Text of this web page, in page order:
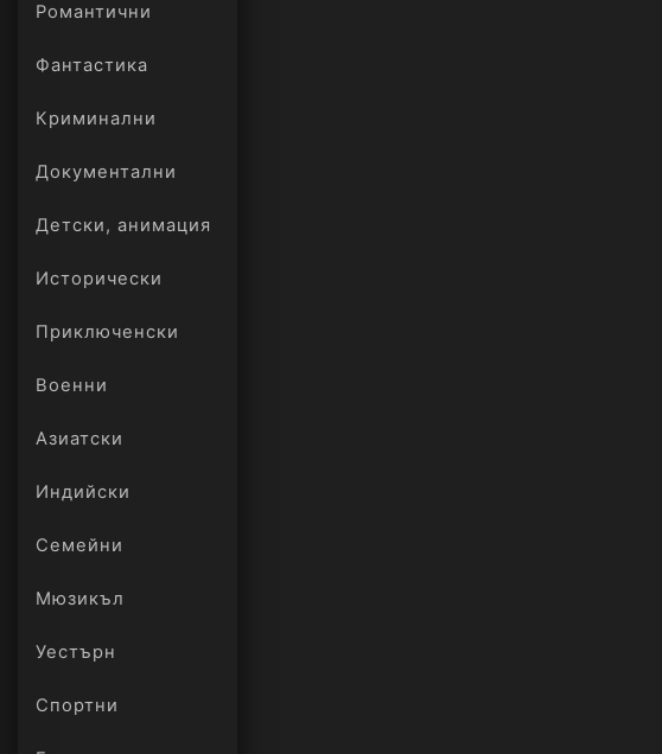
Романтични
Фантастика
Криминални
Документални
Детски, анимация
Исторически
Приключенски
Военни
Азиатски
Индийски
Семейни
Мюзикъл
Уестърн
Спортни